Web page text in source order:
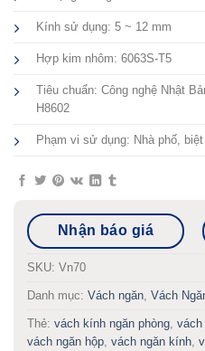
Kính sử dụng: 5 ~ 12 mm
Hợp kim nhôm: 6063S-T5
Tiêu chuẩn: Công nghệ Nhật
H8602
Phạm vi sử dụng: Nhà phố,
Nhận báo giá
SKU: Vn70
Danh mục: Vách ngăn Vách
Thẻ: vách kính ngăn phòng vách
vách ngăn hộp vách ngăn kính